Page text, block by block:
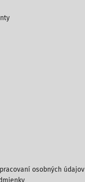
osobných údajov